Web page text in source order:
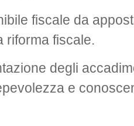
fiscale da
riforma fiscale.
degli
e